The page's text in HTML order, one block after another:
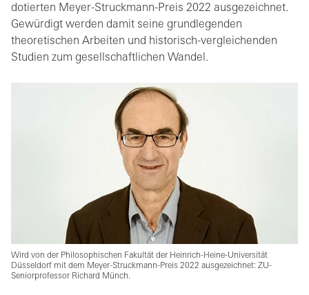
dotierten Meyer-Struckmann-Preis 2022 ausgezeichnet.
Gewürdigt werden damit seine grundlegenden
theoretischen Arbeiten und historisch-vergleichenden
Studien zum gesellschaftlichen Wandel.
Wird von der Philosophischen Fakultät der Heinrich-Heine-Universität
Düsseldorf mit dem Meyer-Struckmann-Preis 2022 ausgezeichnet: ZU-
Seniorprofessor Richard Münch.